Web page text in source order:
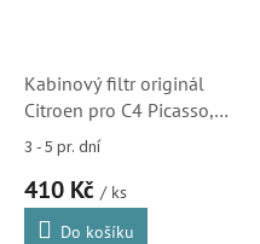
Kabinový filtr originál
Citroen pro C4 Picasso,
Berlingo a DS5 (6447XF,
647993)
3 - 5 pr. dní
410 Kč / ks
Do košíku